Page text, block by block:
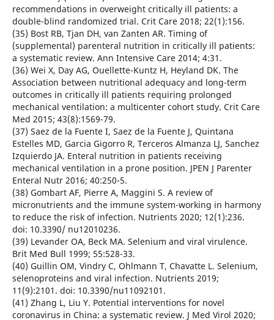
recommendations in overweight critically ill patients: a
double-blind randomized trial. Crit Care 2018; 22(1):156.
(35) Bost RB, Tjan DH, van Zanten AR. Timing of
(supplemental) parenteral nutrition in critically ill patients:
a systematic review. Ann Intensive Care 2014; 4:31.
(36) Wei X, Day AG, Ouellette-Kuntz H, Heyland DK. The
Association between nutritional adequacy and long-term
outcomes in critically ill patients requiring prolonged
mechanical ventilation: a multicenter cohort study. Crit Care
Med 2015; 43(8):1569-79.
(37) Saez de la Fuente I, Saez de la Fuente J, Quintana
Estelles MD, Garcia Gigorro R, Terceros Almanza LJ, Sanchez
Izquierdo JA. Enteral nutrition in patients receiving
mechanical ventilation in a prone position. JPEN J Parenter
Enteral Nutr 2016; 40:250-5.
(38) Gombart AF, Pierre A, Maggini S. A review of
micronutrients and the immune system-working in harmony
to reduce the risk of infection. Nutrients 2020; 12(1):236.
doi: 10.3390/ nu12010236.
(39) Levander OA, Beck MA. Selenium and viral virulence.
Brit Med Bull 1999; 55:528-33.
(40) Guillin OM, Vindry C, Ohlmann T, Chavatte L. Selenium,
selenoproteins and viral infection. Nutrients 2019;
11(9):2101. doi: 10.3390/nu11092101.
(41) Zhang L, Liu Y. Potential interventions for novel
coronavirus in China: a systematic review. J Med Virol 2020;